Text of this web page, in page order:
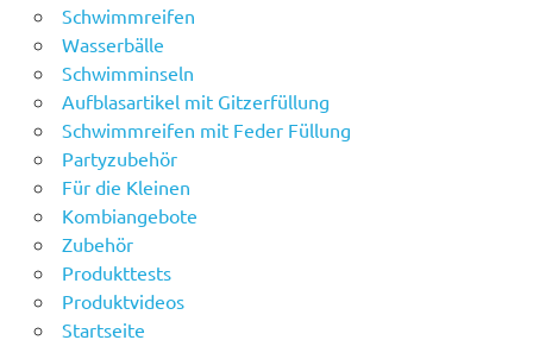
Schwimmreifen
Wasserbälle
Schwimminseln
Aufblasartikel mit Gitzerfüllung
Schwimmreifen mit Feder Füllung
Partyzubehör
Für die Kleinen
Kombiangebote
Zubehör
Produkttests
Produktvideos
Startseite